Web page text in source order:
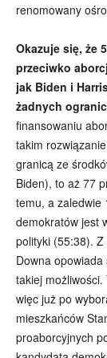
renomowany
Okazuje się, że
przeciwko
jak Biden i
żadnych
finansowaniu
takim
granicą ze
Biden), to aż 77
temu, a zaledwie
demokratów jest
polityki (55:38). Z
Downa
takiej
więc już po
mieszkańców
proaborcyjnych